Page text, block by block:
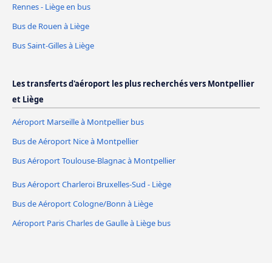
Rennes - Liège en bus
Bus de Rouen à Liège
Bus Saint-Gilles à Liège
Les transferts d'aéroport les plus recherchés vers Montpellier
et Liège
Aéroport Marseille à Montpellier bus
Bus de Aéroport Nice à Montpellier
Bus Aéroport Toulouse-Blagnac à Montpellier
Bus Aéroport Charleroi Bruxelles-Sud - Liège
Bus de Aéroport Cologne/Bonn à Liège
Aéroport Paris Charles de Gaulle à Liège bus